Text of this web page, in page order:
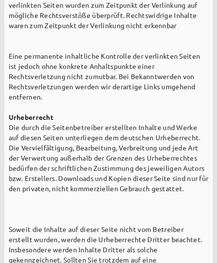
Erwachsene
Senioren
Lektoren + Kommunionhelfer
Ökumene
Ökofaire Pfarrei
Pastoraler Raum
Beichte
Firmung
verlinkten Seiten wurden zum Zeitpunkt der Verlinkung auf
mögliche Rechtsverstöße überprüft. Rechtswidrige Inhalte
waren zum Zeitpunkt der Verlinkung nicht erkennbar
Eine permanente inhaltliche Kontrolle der verlinkten Seiten
ist jedoch ohne konkrete Anhaltspunkte einer
Rechtsverletzung nicht zumutbar. Bei Bekanntwerden von
Rechtsverletzungen werden wir derartige Links umgehend
entfernen.
Urheberrecht
Die durch die Seitenbetreiber erstellten Inhalte und Werke
auf diesen Seiten unterliegen dem deutschen Urheberrecht.
Die Vervielfältigung, Bearbeitung, Verbreitung und jede Art
der Verwertung außerhalb der Grenzen des Urheberrechtes
bedürfen der schriftlichen Zustimmung des jeweiligen Autors
bzw. Erstellers. Downloads und Kopien dieser Seite sind nur für
den privaten, nicht kommerziellen Gebrauch gestattet.
Soweit die Inhalte auf dieser Seite nicht vom Betreiber
erstellt wurden, werden die Urheberrechte Dritter beachtet.
Insbesondere werden Inhalte Dritter als solche
gekennzeichnet. Sollten Sie trotzdem auf eine